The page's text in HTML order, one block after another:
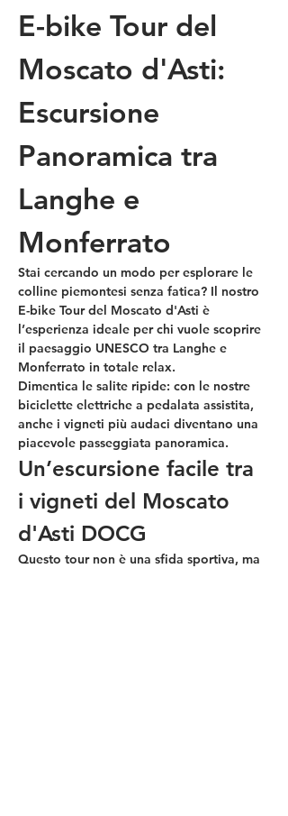
E-bike Tour del
Moscato d'Asti:
Escursione
Panoramica tra
Langhe e
Monferrato
Stai cercando un modo per esplorare le
colline piemontesi senza fatica? Il nostro
E-bike Tour del Moscato d'Asti è
l’esperienza ideale per chi vuole scoprire
il paesaggio UNESCO tra Langhe e
Monferrato in totale relax.
Dimentica le salite ripide: con le nostre
biciclette elettriche a pedalata assistita,
anche i vigneti più audaci diventano una
piacevole passeggiata panoramica.
Un’escursione facile tra
i vigneti del Moscato
d'Asti DOCG
Questo tour non è una sfida sportiva, ma